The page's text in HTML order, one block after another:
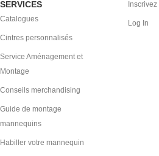
SERVICES
Catalogues
Cintres personnalisés
Service Aménagement et
Montage
Conseils merchandising
Guide de montage
mannequins
Habiller votre mannequin
Log In